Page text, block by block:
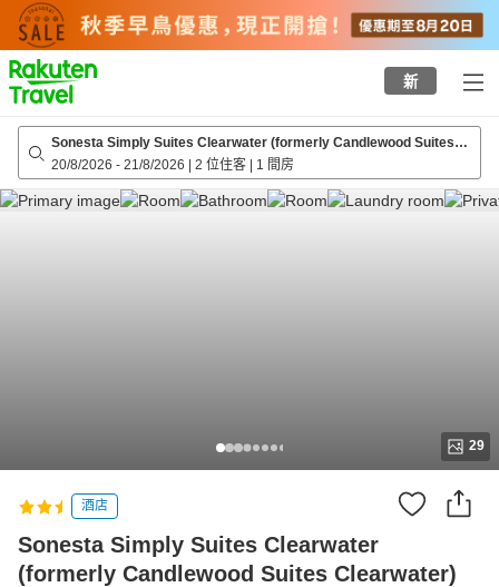
to
top
page
新
Sonesta Simply Suites Clearwater (formerly Candlewood Suites
Clearwater)
20/8/2026 - 21/8/2026 | 2 位住客 | 1 間房
29
酒店
Sonesta Simply Suites Clearwater
(formerly Candlewood Suites Clearwater)